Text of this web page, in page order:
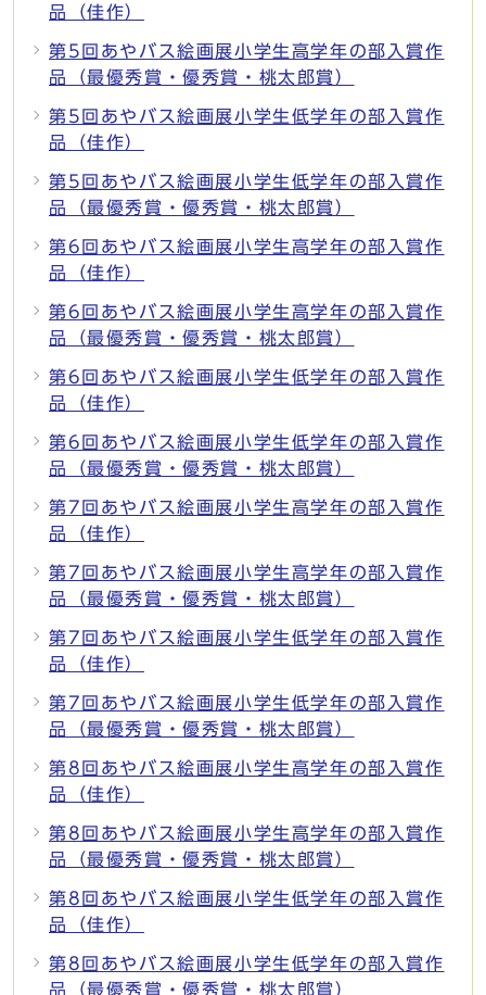
品（佳作）
第5回あやバス絵画展小学生高学年の部入賞作
品（最優秀賞・優秀賞・桃太郎賞）
第5回あやバス絵画展小学生低学年の部入賞作
品（佳作）
第5回あやバス絵画展小学生低学年の部入賞作
品（最優秀賞・優秀賞・桃太郎賞）
第6回あやバス絵画展小学生高学年の部入賞作
品（佳作）
第6回あやバス絵画展小学生高学年の部入賞作
品（最優秀賞・優秀賞・桃太郎賞）
第6回あやバス絵画展小学生低学年の部入賞作
品（佳作）
第6回あやバス絵画展小学生低学年の部入賞作
品（最優秀賞・優秀賞・桃太郎賞）
第7回あやバス絵画展小学生高学年の部入賞作
品（佳作）
第7回あやバス絵画展小学生高学年の部入賞作
品（最優秀賞・優秀賞・桃太郎賞）
第7回あやバス絵画展小学生低学年の部入賞作
品（佳作）
第7回あやバス絵画展小学生低学年の部入賞作
品（最優秀賞・優秀賞・桃太郎賞）
第8回あやバス絵画展小学生高学年の部入賞作
品（佳作）
第8回あやバス絵画展小学生高学年の部入賞作
品（最優秀賞・優秀賞・桃太郎賞）
第8回あやバス絵画展小学生低学年の部入賞作
品（佳作）
第8回あやバス絵画展小学生低学年の部入賞作
品（最優秀賞・優秀賞・桃太郎賞）